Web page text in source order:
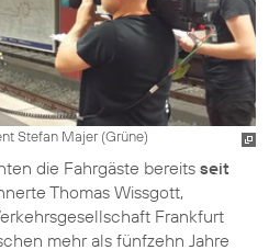
Stefan Majer (Grüne)
die Fahrgäste bereits seit
Thomas Wissgott,
Frankfurt
mehr als fünfzehn Jahre